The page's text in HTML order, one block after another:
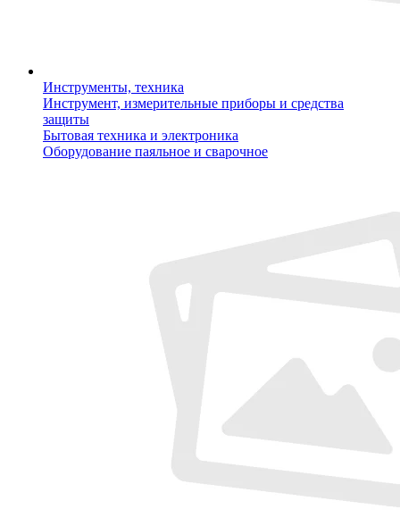
Инструменты, техника
Инструмент, измерительные приборы и средства
защиты
Бытовая техника и электроника
Оборудование паяльное и сварочное